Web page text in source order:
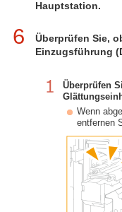
Hauptstation.
6
Überprüfen Sie,
Einzugsführung
Überprüfen
Wenn
entfernen